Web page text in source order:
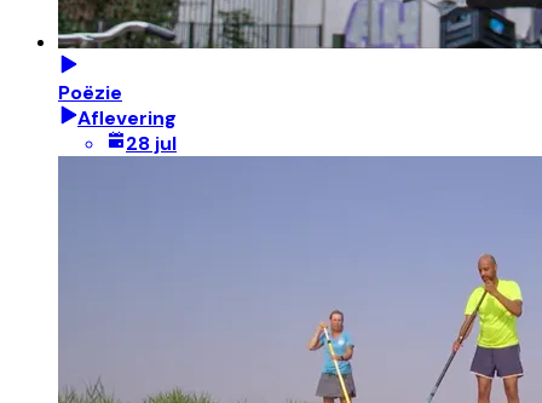
Poëzie
Aflevering
28 jul